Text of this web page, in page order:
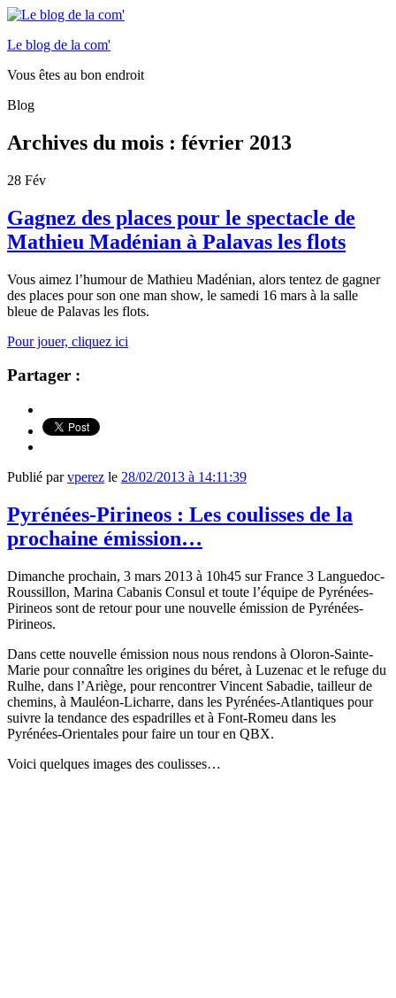
Le blog de la com'
Vous êtes au bon endroit
Blog
Archives du mois : février 2013
28 Fév
Gagnez des places pour le spectacle de
Mathieu Madénian à Palavas les flots
Vous aimez l’humour de Mathieu Madénian, alors tentez de gagner
des places pour son one man show, le samedi 16 mars à la salle
bleue de Palavas les flots.
Pour jouer, cliquez ici
Partager :
Publié parvperez le 28/02/2013 à 14:11:39
Pyrénées-Pirineos : Les coulisses de la
prochaine émission…
Dimanche prochain, 3 mars 2013 à 10h45 sur France 3 Languedoc-
Roussillon, Marina Cabanis Consul et toute l’équipe de Pyrénées-
Pirineos sont de retour pour une nouvelle émission de Pyrénées-
Pirineos.
Dans cette nouvelle émission nous nous rendons à Oloron-Sainte-
Marie pour connaître les origines du béret, à Luzenac et le refuge du
Rulhe, dans l’Ariège, pour rencontrer Vincent Sabadie, tailleur de
chemins, à Mauléon-Licharre, dans les Pyrénées-Atlantiques pour
suivre la tendance des espadrilles et à Font-Romeu dans les
Pyrénées-Orientales pour faire un tour en QBX.
Voici quelques images des coulisses…